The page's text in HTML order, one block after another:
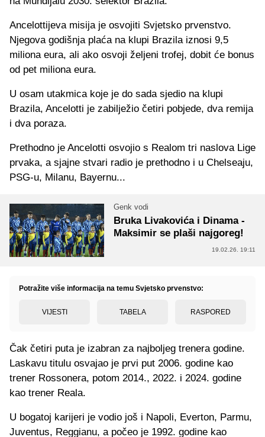
Ancelottijeva misija je osvojiti Svjetsko prvenstvo.
Njegova godišnja plaća na klupi Brazila iznosi 9,5
miliona eura, ali ako osvoji željeni trofej, dobit će bonus
od pet miliona eura.
U osam utakmica koje je do sada sjedio na klupi
Brazila, Ancelotti je zabilježio četiri pobjede, dva remija
i dva poraza.
Prethodno je Ancelotti osvojio s Realom tri naslova Lige
prvaka, a sjajne stvari radio je prethodno i u Chelseaju,
PSG-u, Milanu, Bayernu...
Genk vodi
Bruka Livakovića i Dinama -
Maksimir se plaši najgoreg!
19.02.26. 19:11
Potražite više informacija na temu Svjetsko prvenstvo:
VIJESTI TABELA RASPORED
Čak četiri puta je izabran za najboljeg trenera godine.
Laskavu titulu osvajao je prvi put 2006. godine kao
trener Rossonera, potom 2014., 2022. i 2024. godine
kao trener Reala.
U bogatoj karijeri je vodio još i Napoli, Everton, Parmu,
Juventus, Reggianu, a počeo je 1992. godine kao